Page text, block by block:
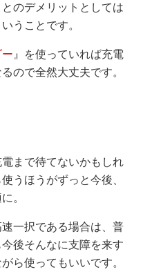
のデメリットとしては
うことです。
』を使っていれば充電
ので全然大丈夫です。
まで待てないかもしれ
うほうがずっと今後、
。
一択である場合は、普
後そんなに支障を来す
ら使ってもいいです。